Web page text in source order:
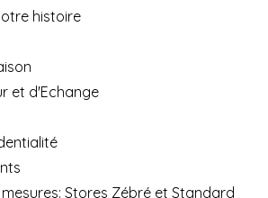
histoire
et d'Echange
Stores Zébré et Standard